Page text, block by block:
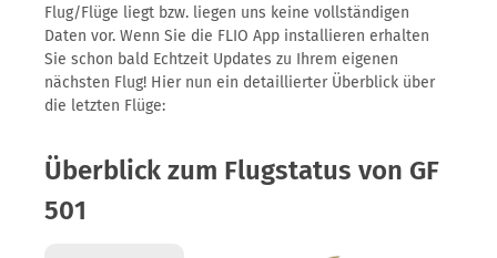
Flug/Flüge liegt bzw. liegen uns keine vollständigen
Daten vor. Wenn Sie die FLIO App installieren erhalten
Sie schon bald Echtzeit Updates zu Ihrem eigenen
nächsten Flug! Hier nun ein detaillierter Überblick über
die letzten Flüge:
Überblick zum Flugstatus von GF
501